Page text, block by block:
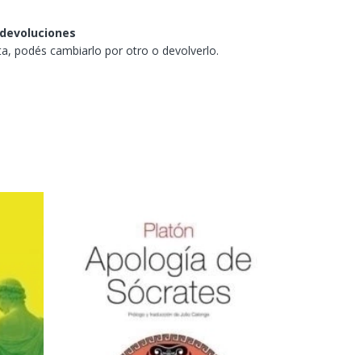
podés cambiarlo por otro o devolverlo.